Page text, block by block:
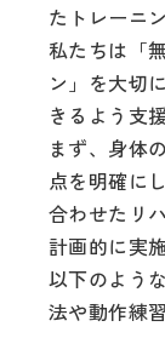
たトレーニ
私たちは「
ン」を大切
きるよう支
まず、身体
点を明確に
合わせたリ
計画的に実
以下のよう
法や動作練